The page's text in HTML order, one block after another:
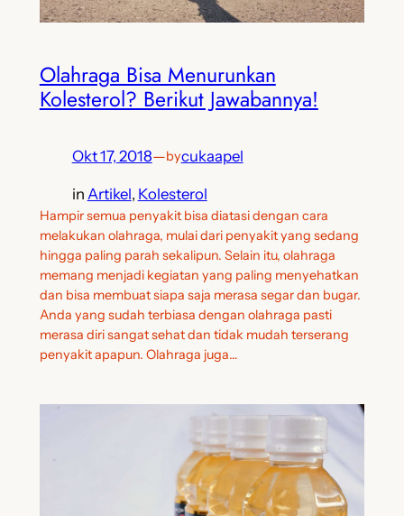
Olahraga Bisa Menurunkan
Kolesterol? Berikut Jawabannya!
Okt 17, 2018—bycukaapel
in Artikel, Kolesterol
Hampir semua penyakit bisa diatasi dengan cara
melakukan olahraga, mulai dari penyakit yang sedang
hingga paling parah sekalipun. Selain itu, olahraga
memang menjadi kegiatan yang paling menyehatkan
dan bisa membuat siapa saja merasa segar dan bugar.
Anda yang sudah terbiasa dengan olahraga pasti
merasa diri sangat sehat dan tidak mudah terserang
penyakit apapun. Olahraga juga…